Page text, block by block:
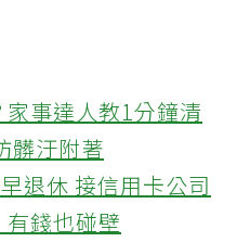
事達人教1分鐘清
髒汙附著
退休 接信用卡公司
錢也碰壁